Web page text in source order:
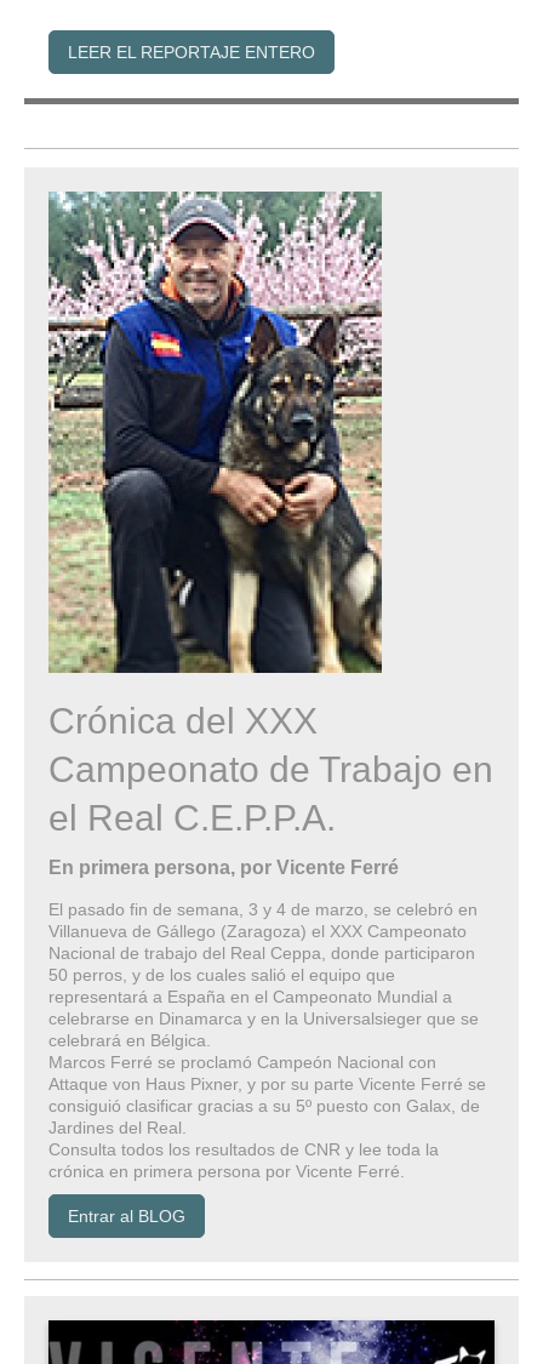
LEER EL REPORTAJE ENTERO
Crónica del XXX
Campeonato de Trabajo en
el Real C.E.P.P.A.
En primera persona, por Vicente Ferré
El pasado fin de semana, 3 y 4 de marzo, se celebró en
Villanueva de Gállego (Zaragoza) el XXX Campeonato
Nacional de trabajo del Real Ceppa, donde participaron
50 perros, y de los cuales salió el equipo que
representará a España en el Campeonato Mundial a
celebrarse en Dinamarca y en la Universalsieger que se
celebrará en Bélgica.
Marcos Ferré se proclamó Campeón Nacional con
Attaque von Haus Pixner, y por su parte Vicente Ferré se
consiguió clasificar gracias a su 5º puesto con Galax, de
Jardines del Real.
Consulta todos los resultados de CNR y lee toda la
crónica en primera persona por Vicente Ferré.
Entrar al BLOG